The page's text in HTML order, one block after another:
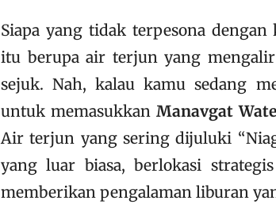
Siapa yang tidak terpesona
itu berupa air terjun yang mengalir
sejuk. Nah, kalau kamu sedang
untuk memasukkanManavgat
Air terjun yang sering dijuluki
yang luar biasa, berlokasi
memberikan pengalaman liburan